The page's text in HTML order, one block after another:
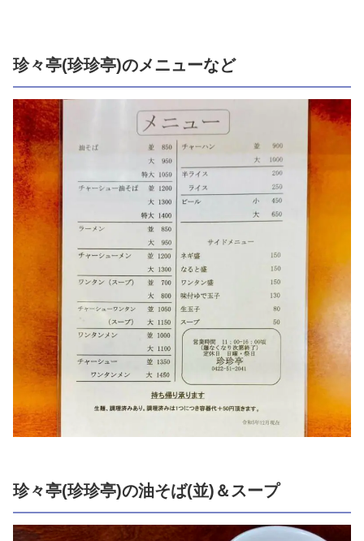
珍々亭(珍珍亭)のメニューなど
珍々亭(珍珍亭)の油そば(並)＆スープ